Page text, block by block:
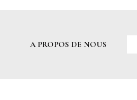
A PROPOS DE NOUS